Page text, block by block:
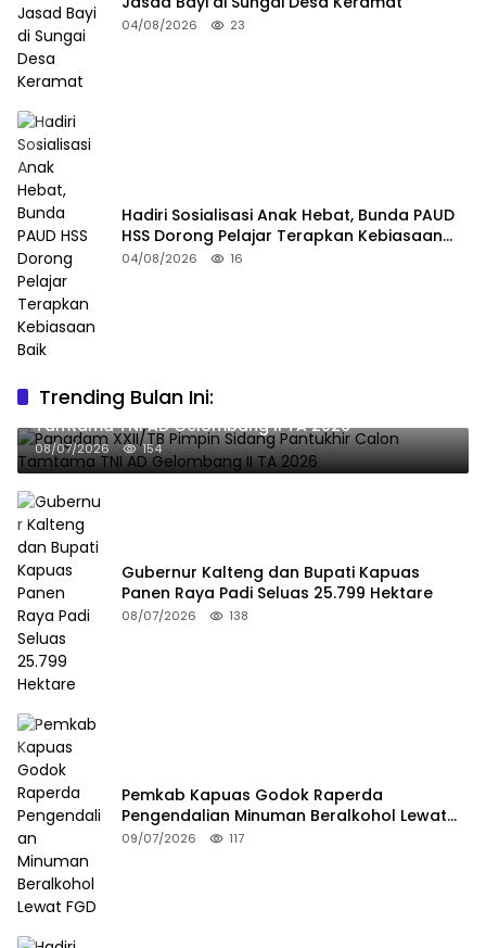
04/08/2026 23
Hadiri Sosialisasi Anak Hebat, Bunda PAUD
HSS Dorong Pelajar Terapkan Kebiasaan
Baik
04/08/2026 16
Trending Bulan Ini:
Pangdam XXII/TB Pimpin Sidang Pantukhir Calon
Tamtama TNI AD Gelombang II TA 2026
08/07/2026 154
Gubernur Kalteng dan Bupati Kapuas
Panen Raya Padi Seluas 25.799 Hektare
08/07/2026 138
Pemkab Kapuas Godok Raperda
Pengendalian Minuman Beralkohol Lewat
FGD
09/07/2026 117